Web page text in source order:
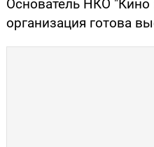
Основатель НКО "Кино
организация готова